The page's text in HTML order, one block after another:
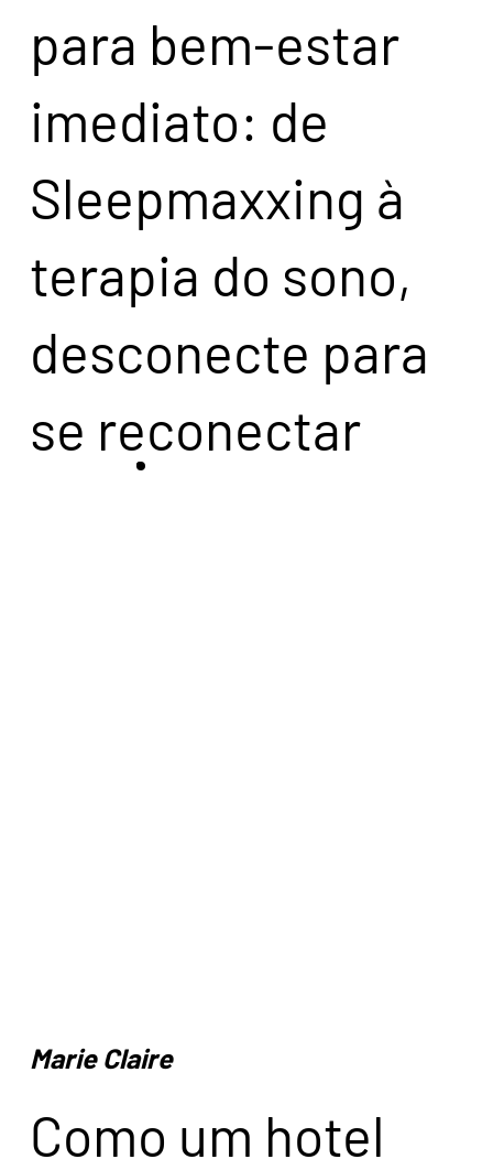
para bem-estar
imediato: de
Sleepmaxxing à
terapia do sono,
desconecte para
se reconectar
Marie Claire
Como um hotel